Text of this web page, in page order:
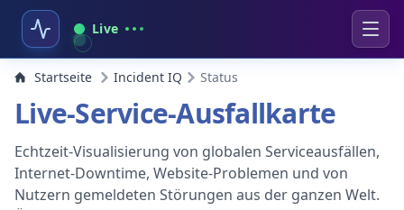
Live
Startseite Incident IQ Status
Live-Service-Ausfallkarte
Echtzeit-Visualisierung von globalen Serviceausfällen,
Internet-Downtime, Website-Problemen und von
Nutzern gemeldeten Störungen aus der ganzen Welt.